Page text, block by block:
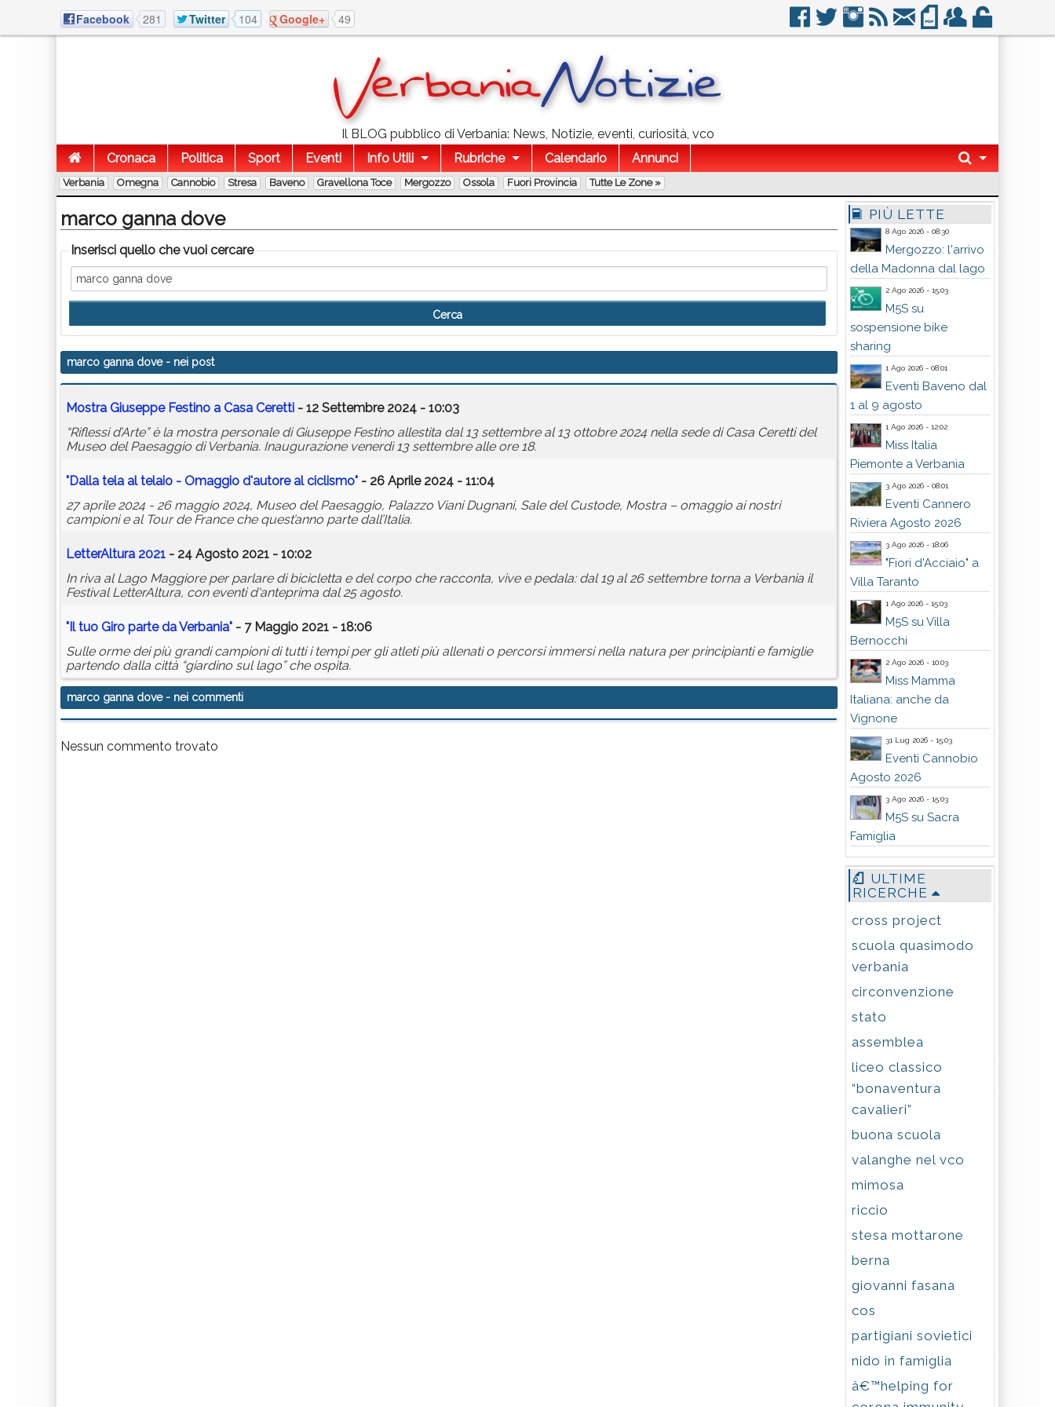
Facebook 281 Twitter 104 Google+ 49
Il BLOG pubblico di Verbania: News, Notizie, eventi, curiosità, vco
Cronaca
Politica Sport Eventi Info Utili Rubriche Calendario Annunci
Verbania Omegna Cannobio Stresa Baveno Gravellona Toce Mergozzo Ossola Fuori Provincia Tutte Le Zone »
marco ganna dove
Inserisci quello che vuoi cercare
marco ganna dove- nei post
Mostra Giuseppe Festino a Casa Ceretti - 12 Settembre 2024 - 10:03
“Riflessi d’Arte” è la mostra personale di Giuseppe Festino allestita dal 13 settembre al 13 ottobre 2024 nella sede di Casa Ceretti del
Museo del Paesaggio di Verbania. Inaugurazione venerdì 13 settembre alle ore 18.
"Dalla tela al telaio - Omaggio d'autore al ciclismo" - 26 Aprile 2024 - 11:04
27 aprile 2024 - 26 maggio 2024, Museo del Paesaggio, Palazzo Viani Dugnani, Sale del Custode, Mostra – omaggio ai nostri
campioni e al Tour de France che quest’anno parte dall’Italia.
LetterAltura 2021 - 24 Agosto 2021 - 10:02
In riva al Lago Maggiore per parlare di bicicletta e del corpo che racconta, vive e pedala: dal 19 al 26 settembre torna a Verbania il
Festival LetterAltura, con eventi d'anteprima dal 25 agosto.
"Il tuo Giro parte da Verbania" - 7 Maggio 2021 - 18:06
Sulle orme dei più grandi campioni di tutti i tempi per gli atleti più allenati o percorsi immersi nella natura per principianti e famiglie
partendo dalla città “giardino sul lago” che ospita.
marco ganna dove- nei commenti
Nessun commento trovato
PIÙ LETTE
8 Ago 2026 - 08:30
Mergozzo: l'arrivo
della Madonna dal lago
2 Ago 2026 - 15:03
M5S su
sospensione bike
sharing
1 Ago 2026 - 08:01
Eventi Baveno dal
1 al 9 agosto
1 Ago 2026 - 12:02
Miss Italia
Piemonte a Verbania
3 Ago 2026 - 08:01
Eventi Cannero
Riviera Agosto 2026
3 Ago 2026 - 18:06
"Fiori d'Acciaio" a
Villa Taranto
1 Ago 2026 - 15:03
M5S su Villa
Bernocchi
2 Ago 2026 - 10:03
Miss Mamma
Italiana: anche da
Vignone
31 Lug 2026 - 15:03
Eventi Cannobio
Agosto 2026
3 Ago 2026 - 15:03
M5S su Sacra
Famiglia
ULTIME
RICERCHE
cross project
scuola quasimodo
verbania
circonvenzione
stato
assemblea
liceo classico
“bonaventura
cavalieri”
buona scuola
valanghe nel vco
mimosa
riccio
stesa mottarone
berna
giovanni fasana
cos
partigiani sovietici
nido in famiglia
â€™helping for